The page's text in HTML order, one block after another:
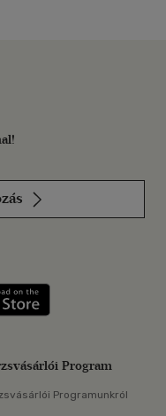
Szerezd meg: Google
Program
Programunkról